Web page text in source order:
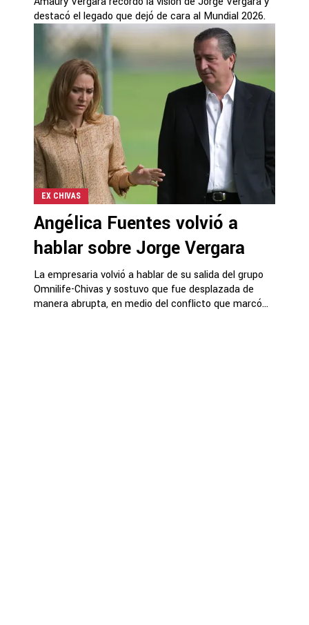
destacó el legado que dejó de cara al Mundial 2026.
EX CHIVAS
Angélica Fuentes volvió a
hablar sobre Jorge Vergara
La empresaria volvió a hablar de su salida del grupo
Omnilife-Chivas y sostuvo que fue desplazada de
manera abrupta, en medio del conflicto que marcó...